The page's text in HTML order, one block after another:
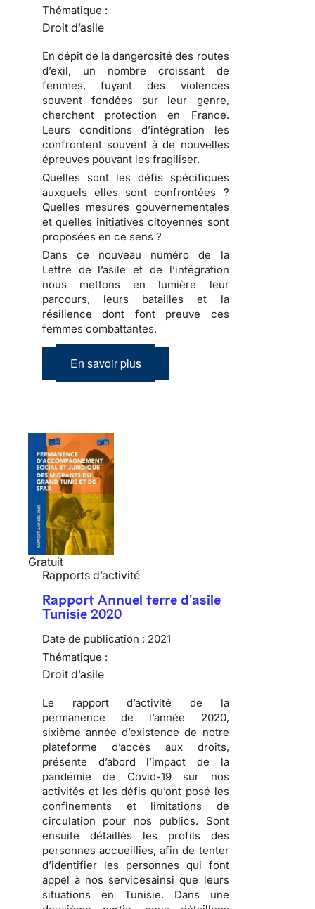
Thématique :
Droit d’asile
En dépit de la dangerosité des routes
d’exil, un nombre croissant de
femmes, fuyant des violences
souvent fondées sur leur genre,
cherchent protection en France.
Leurs conditions d’intégration les
confrontent souvent à de nouvelles
épreuves pouvant les fragiliser.
Quelles sont les défis spécifiques
auxquels elles sont confrontées ?
Quelles mesures gouvernementales
et quelles initiatives citoyennes sont
proposées en ce sens ?
Dans ce nouveau numéro de la
Lettre de l’asile et de l’intégration
nous mettons en lumière leur
parcours, leurs batailles et la
résilience dont font preuve ces
femmes combattantes.
En savoir plus
Gratuit
Rapports d’activité
Rapport Annuel terre d'asile
Tunisie 2020
Date de publication : 2021
Thématique :
Droit d’asile
Le rapport d’activité de la
permanence de l’année 2020,
sixième année d’existence de notre
plateforme d’accès aux droits,
présente d’abord l’impact de la
pandémie de Covid-19 sur nos
activités et les défis qu’ont posé les
confinements et limitations de
circulation pour nos publics. Sont
ensuite détaillés les profils des
personnes accueillies, afin de tenter
d’identifier les personnes qui font
appel à nos servicesainsi que leurs
situations en Tunisie. Dans une